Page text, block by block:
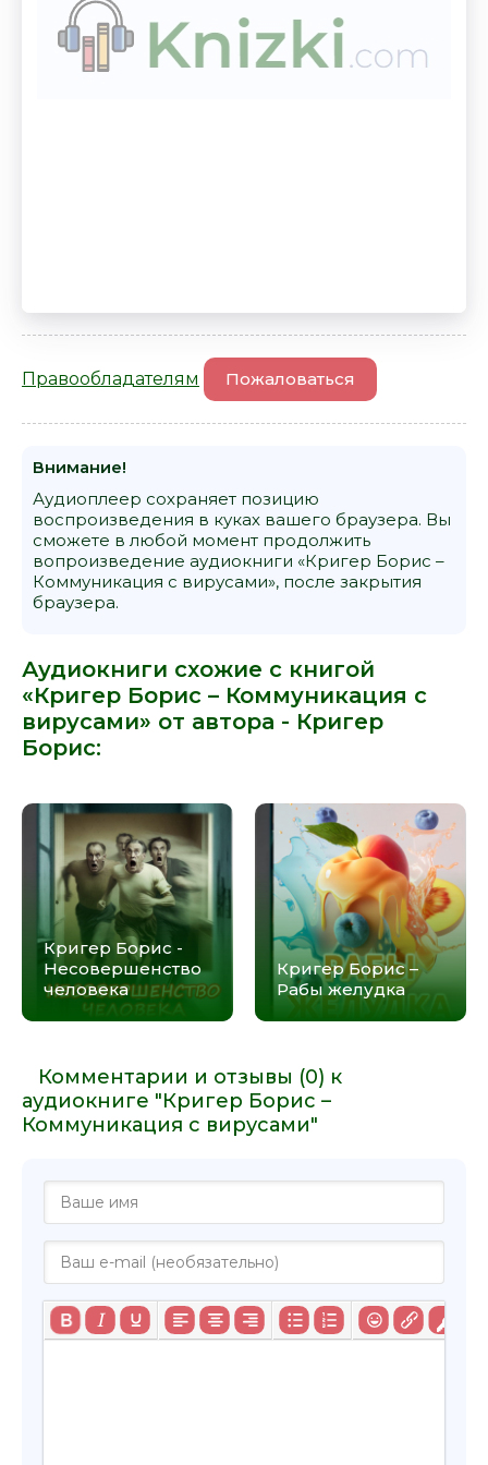
Правообладателям Пожаловаться
Внимание!
Аудиоплеер сохраняет позицию
воспроизведения в куках вашего браузера. Вы
сможете в любой момент продолжить
вопроизведение аудиокниги «Кригер Борис –
Коммуникация с вирусами», после закрытия
браузера.
Аудиокниги схожие с книгой
«Кригер Борис – Коммуникация с
вирусами» от автора - Кригер
Борис:
Кригер Борис -
Несовершенство
человека
Кригер Борис –
Рабы желудка
Комментарии и отзывы (0) к
аудиокниге "Кригер Борис –
Коммуникация с вирусами"